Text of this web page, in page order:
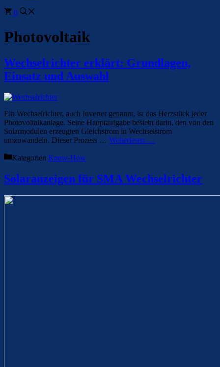
0
Photovoltaik
Wechselrichter erklärt: Grundlagen,
Einsatz und Auswahl
Ein Wechselrichter, auch Inverter genannt, ist das Herzstück jeder
Photovoltaikanlage. Seine Hauptaufgabe besteht darin, den von den
Solarmodulen erzeugten Gleichstrom in Wechselstrom
umzuwandeln. Dieser Prozess … Weiterlesen …
Kategorien Know-How
Solaranzeigen für SMA Wechselrichter